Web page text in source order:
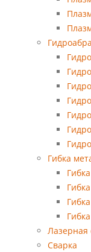
Гибка
Лазерная
Сварка